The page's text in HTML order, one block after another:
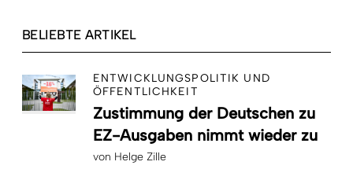
BELIEBTE ARTIKEL
ENTWICKLUNGSPOLITIK UND
ÖFFENTLICHKEIT
Zustimmung der Deutschen zu
EZ-Ausgaben nimmt wieder zu
von Helge Zille